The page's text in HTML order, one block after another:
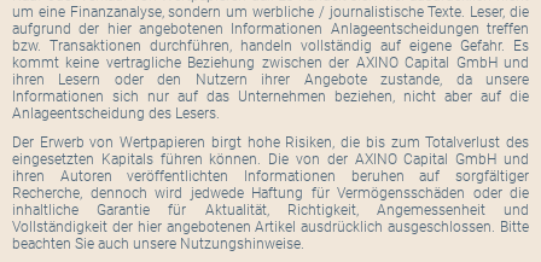
um eine Finanzanalyse, sondern um werbliche / journalistische Texte. Leser, die
aufgrund der hier angebotenen Informationen Anlageentscheidungen treffen
bzw. Transaktionen durchführen, handeln vollständig auf eigene Gefahr. Es
kommt keine vertragliche Beziehung zwischen der AXINO Capital GmbH und
ihren Lesern oder den Nutzern ihrer Angebote zustande, da unsere
Informationen sich nur auf das Unternehmen beziehen, nicht aber auf die
Anlageentscheidung des Lesers.
Der Erwerb von Wertpapieren birgt hohe Risiken, die bis zum Totalverlust des
eingesetzten Kapitals führen können. Die von der AXINO Capital GmbH und
ihren Autoren veröffentlichten Informationen beruhen auf sorgfältiger
Recherche, dennoch wird jedwede Haftung für Vermögensschäden oder die
inhaltliche Garantie für Aktualität, Richtigkeit, Angemessenheit und
Vollständigkeit der hier angebotenen Artikel ausdrücklich ausgeschlossen. Bitte
beachten Sie auch unsere Nutzungshinweise.